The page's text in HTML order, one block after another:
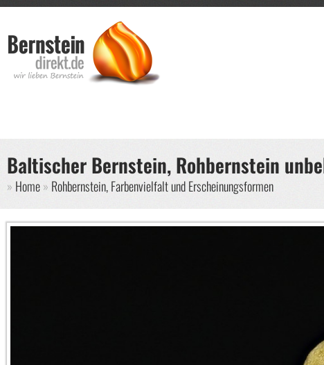
Baltischer Bernstein, Rohbernstein
Sie sind hier
Home Rohbernstein, Farbenvielfalt und Erscheinungsformen